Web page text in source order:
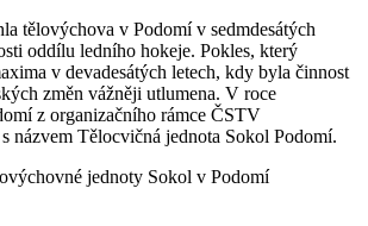
tělovýchova v Podomí v sedmdesátých
oddílu ledního hokeje. Pokles, který
v devadesátých letech, kdy byla činnost
změn vážněji utlumena. V roce
z organizačního rámce ČSTV
názvem Tělocvičná jednota Sokol Podomí.
jednoty Sokol v Podomí